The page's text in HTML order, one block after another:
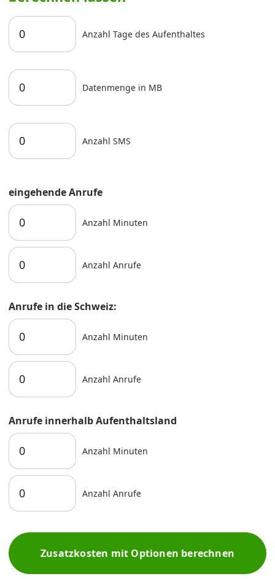
Anzahl Tage des Aufenthaltes
Datenmenge in MB
Anzahl SMS
eingehende Anrufe
Anzahl Minuten
Anzahl Anrufe
Anrufe in die Schweiz:
Anzahl Minuten
Anzahl Anrufe
Anrufe innerhalb Aufenthaltsland
Anzahl Minuten
Anzahl Anrufe
Zusatzkosten mit Optionen berechnen